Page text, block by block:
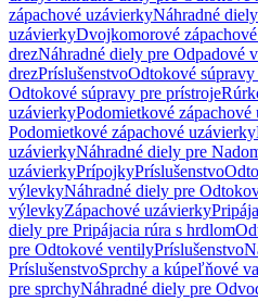
zápachové uzávierkyNáhradné
uzávierkyDvojkomorové
drezNáhradné diely pre Odpadové
drezPríslušenstvoOdtokové
Odtokové súpravy pre prístroje
uzávierkyPodomietkové zápachové
Podomietkové zápachové uzávierky
uzávierkyNáhradné diely pre
uzávierkyPrípojkyPríslušenstvo
výlevkyNáhradné diely pre
výlevkyZápachové uzávierky
diely pre Pripájacia rúra s hrdlom
pre Odtokové ventilyPríslušenstvo
PríslušenstvoSprchy a kúpeľňové
pre sprchyNáhradné diely pre